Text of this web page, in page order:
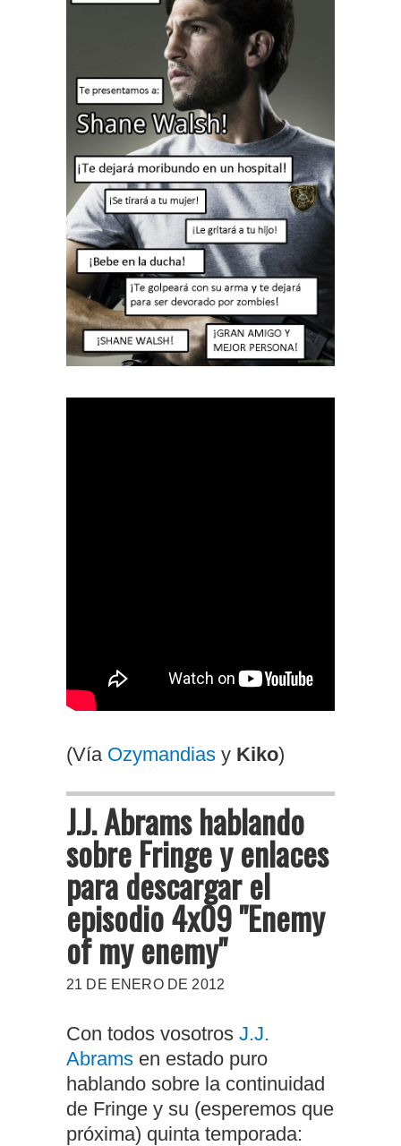
(Vía Ozymandias y Kiko)
J.J. Abrams hablando
sobre Fringe y enlaces
para descargar el
episodio 4x09 "Enemy
of my enemy"
21 DE ENERO DE 2012
Con todos vosotros J.J.
Abrams en estado puro
hablando sobre la continuidad
de Fringe y su (esperemos que
próxima) quinta temporada: